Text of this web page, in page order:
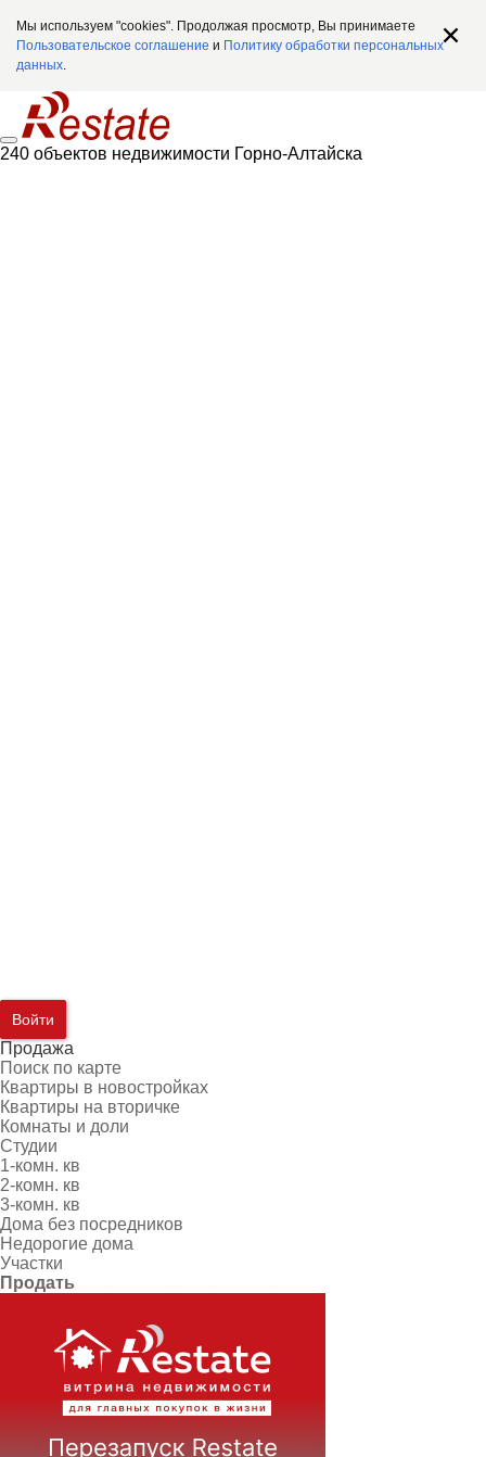
Мы используем "cookies". Продолжая просмотр, Вы принимаете
Пользовательское соглашение и Политику обработки персональных
данных.
240 объектов недвижимости Горно-Алтайска
Войти
Продажа
Поиск по карте
Квартиры в новостройках
Квартиры на вторичке
Комнаты и доли
Студии
1-комн. кв
2-комн. кв
3-комн. кв
Дома без посредников
Недорогие дома
Участки
Продать